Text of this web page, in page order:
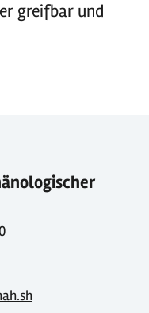
greifbar und